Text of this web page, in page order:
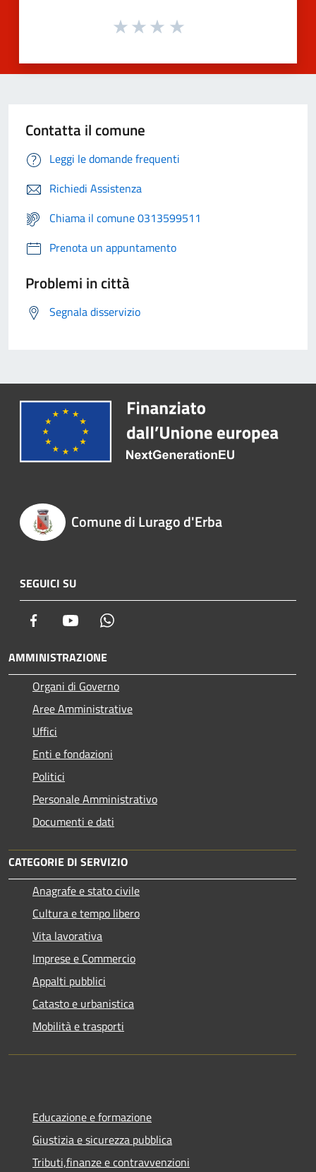
Contatta il comune
Leggi le domande frequenti
Richiedi Assistenza
Chiama il comune 0313599511
Prenota un appuntamento
Problemi in città
Segnala disservizio
Comune di Lurago d'Erba
SEGUICI SU
Facebook Youtube
AMMINISTRAZIONE
Organi di Governo
Aree Amministrative
Uffici
Enti e fondazioni
Politici
Personale Amministrativo
Documenti e dati
CATEGORIE DI SERVIZIO
Anagrafe e stato civile
Cultura e tempo libero
Vita lavorativa
Imprese e Commercio
Appalti pubblici
Catasto e urbanistica
Mobilità e trasporti
Educazione e formazione
Giustizia e sicurezza pubblica
Tributi,finanze e contravvenzioni